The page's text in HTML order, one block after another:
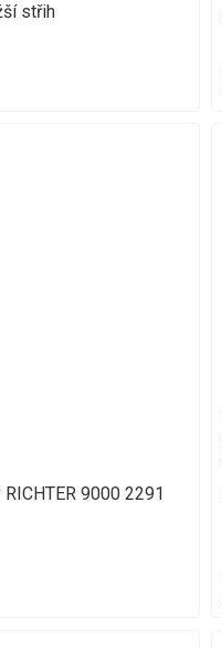
střih
9000 2291